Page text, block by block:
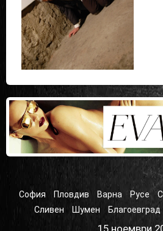
София Пловдив Варна Русе
Сливен
Шумен Благоевград